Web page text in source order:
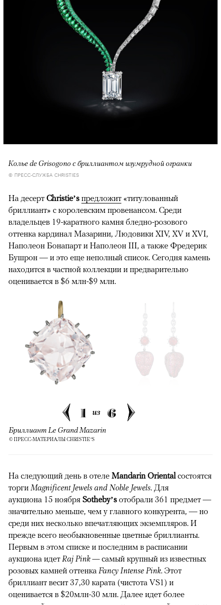
Колье de Grisogono с бриллиантом изумрудной огранки
© ПРЕСС-СЛУЖБА CHRISTIES
00:00
На десерт Christie’s предложит «титулованный
бриллиант» с королевским провенансом. Среди
владельцев 19-каратного камня бледно-розового
оттенка кардинал Мазарини, Людовики XIV, XV и XVI,
Наполеон Бонапарт и Наполеон III, а также Фредерик
Бушрон — и это еще неполный список. Сегодня камень
находится в частной коллекции и предварительно
оценивается в $6 млн-$9 млн.
1 из 6
Бриллиант Le Grand Mazarin
© ПРЕСС-МАТЕРИАЛЫ CHRISTIE’S
На следующий день в отеле Mandarin Orientalсостоятся
торги Magnificent Jewels and Noble Jewels. Для
аукциона 15 ноября Sotheby’s отобрали 361 предмет —
значительно меньше, чем у главного конкурента, — но
среди них несколько впечатляющих экземпляров. И
прежде всего необыкновенные цветные бриллианты.
Первым в этом списке и последним в расписании
аукциона идет Raj Pink —самый крупный из известных
розовых камней оттенка Fancy Intense Pink. Этот
бриллиант весит 37,30 карата (чистота VS1) и
оценивается в $20млн-30 млн. Далее идет более